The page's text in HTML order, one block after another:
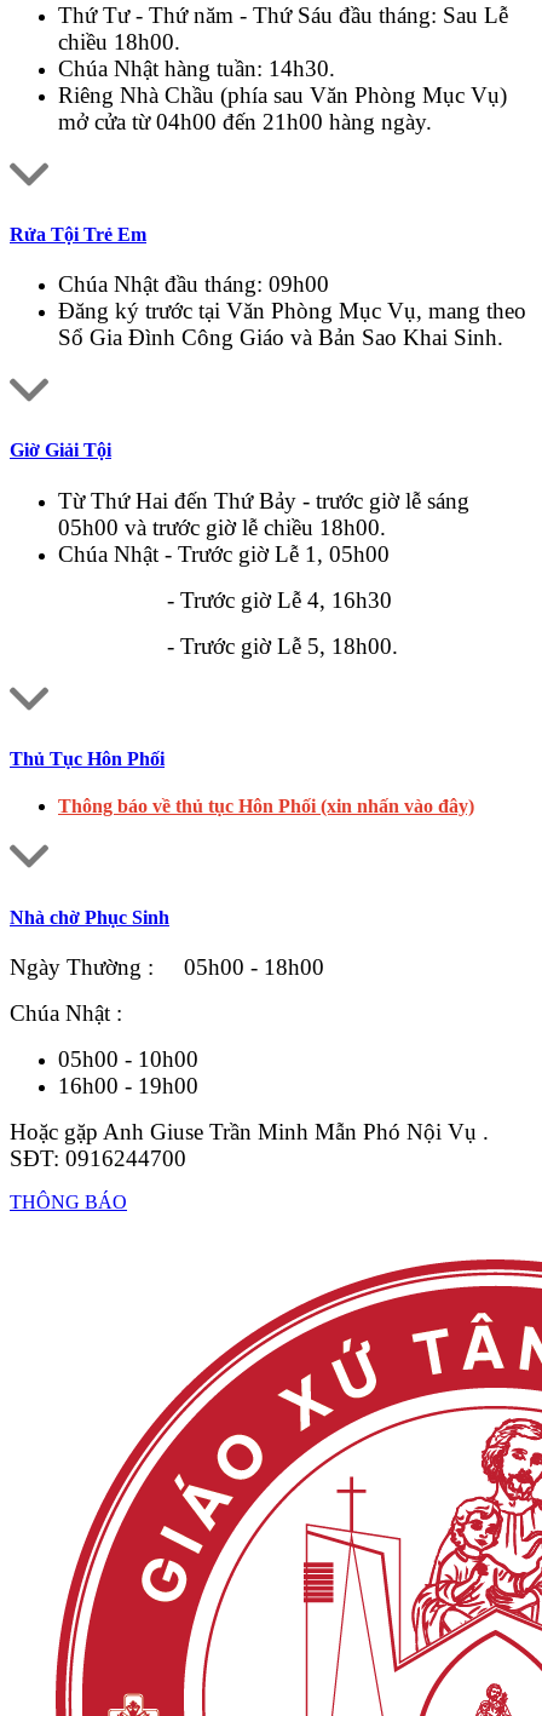
Thứ Tư - Thứ năm - Thứ Sáu đầu tháng: Sau Lễ
chiều 18h00.
Chúa Nhật hàng tuần: 14h30.
Riêng Nhà Chầu (phía sau Văn Phòng Mục Vụ)
mở cửa từ 04h00 đến 21h00 hàng ngày.
Rửa Tội Trẻ Em
Chúa Nhật đầu tháng: 09h00
Đăng ký trước tại Văn Phòng Mục Vụ, mang theo
Sổ Gia Đình Công Giáo và Bản Sao Khai Sinh.
Giờ Giải Tội
Từ Thứ Hai đến Thứ Bảy - trước giờ lễ sáng
05h00 và trước giờ lễ chiều 18h00.
Chúa Nhật - Trước giờ Lễ 1, 05h00
- Trước giờ Lễ 4, 16h30
- Trước giờ Lễ 5, 18h00.
Thủ Tục Hôn Phối
Thông báo về thủ tục Hôn Phối (xin nhấn vào đây)
Nhà chờ Phục Sinh
Ngày Thường : 05h00 - 18h00
Chúa Nhật :
05h00 - 10h00
16h00 - 19h00
Hoặc gặp Anh Giuse Trần Minh Mẫn Phó Nội Vụ .
SĐT: 0916244700
THÔNG BÁO